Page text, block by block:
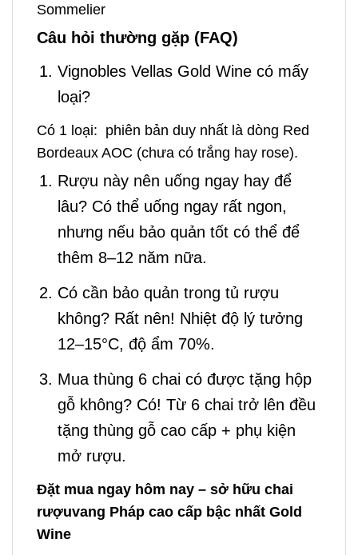
Sommelier
Câu hỏi thường gặp (FAQ)
Vignobles Vellas Gold Wine có mấy
loại?
Có 1 loại: phiên bản duy nhất là dòng Red
Bordeaux AOC (chưa có trắng hay rose).
Rượu này nên uống ngay hay để
lâu? Có thể uống ngay rất ngon,
nhưng nếu bảo quản tốt có thể để
thêm 8–12 năm nữa.
Có cần bảo quản trong tủ rượu
không? Rất nên! Nhiệt độ lý tưởng
12–15°C, độ ẩm 70%.
Mua thùng 6 chai có được tặng hộp
gỗ không? Có! Từ 6 chai trở lên đều
tặng thùng gỗ cao cấp + phụ kiện
mở rượu.
Đặt mua ngay hôm nay – sở hữu chai
rượuvang Pháp cao cấp bậc nhất Gold
Wine